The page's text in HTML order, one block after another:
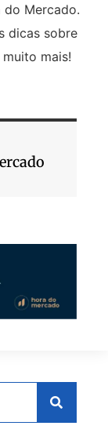
Mercado.
dicas sobre
mais!